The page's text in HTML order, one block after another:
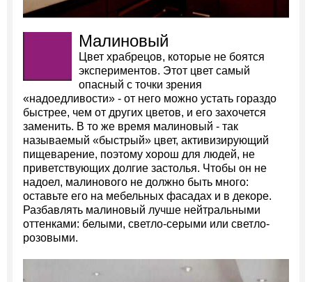
Малиновый
Цвет храбрецов, которые не боятся
экспериментов. Этот цвет самый
опасный с точки зрения
«надоедливости» - от него можно устать гораздо
быстрее, чем от других цветов, и его захочется
заменить. В то же время малиновый - так
называемый «быстрый» цвет, активизирующий
пищеварение, поэтому хорош для людей, не
приветствующих долгие застолья. Чтобы он не
надоел, малинового не должно быть много:
оставьте его на мебельных фасадах и в декоре.
Разбавлять малиновый лучше нейтральными
оттенками: белыми, светло-серыми или светло-
розовыми.